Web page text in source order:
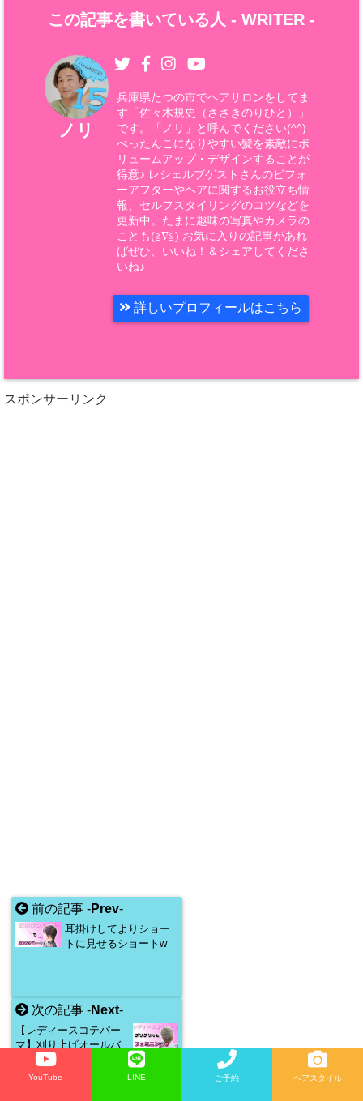
この記事を書いている人 - WRITER -
ノリ
兵庫県たつの市でヘアサロンをしてま
す「佐々木規史（ささきのりひと）」
です。「ノリ」と呼んでください(^^)
ぺったんこになりやすい髪を素敵にボ
リュームアップ・デザインすることが
得意♪ レシェルブゲストさんのビフォ
ーアフターやヘアに関するお役立ち情
報、セルフスタイリングのコツなどを
更新中。たまに趣味の写真やカメラの
ことも(≧∇≦) お気に入りの記事があれ
ばぜひ、いいね！＆シェアしてくださ
いね♪
詳しいプロフィールはこちら
スポンサーリンク
前の記事 -Prev-
耳掛けしてよりショー
トに見せるショートw
次の記事 -Next-
【レディースコテパー
マ】刈り上げオールバ
ックでもフェミニンに
スッキリと♪
YouTube LINE ご予約 ヘアスタイル